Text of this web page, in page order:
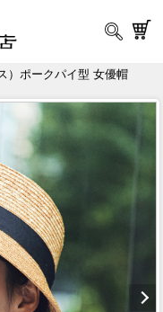
）ポークパイ型 女優帽